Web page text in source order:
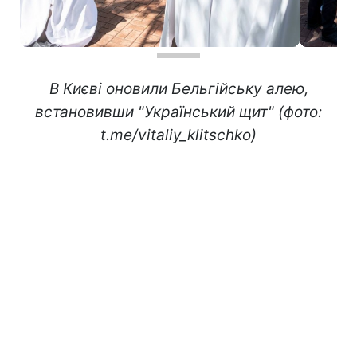
В Києві оновили Бельгійську алею,
встановивши "Український щит" (фото:
t.me/vitaliy_klitschko)